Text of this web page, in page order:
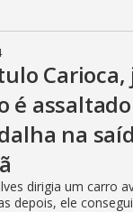
Carioca,
é
na
dirigia um carro
depois, ele